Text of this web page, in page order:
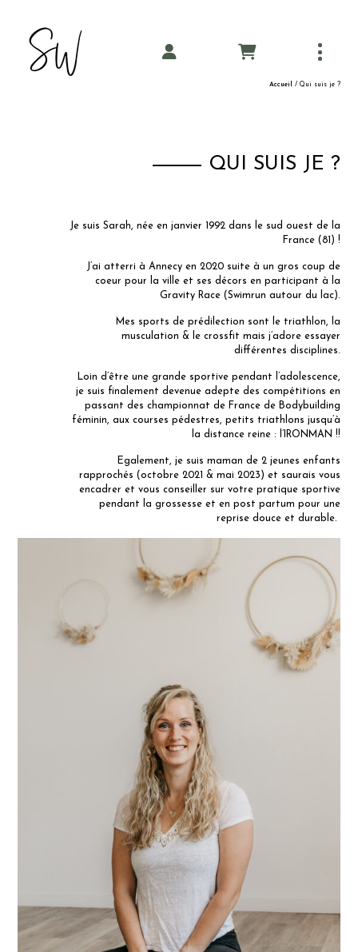
A propos
Contact
Mentions légales
CGV / CGU
Accueil / Qui suis je ?
QUI SUIS JE ?
Je suis Sarah, née en janvier 1992 dans le sud ouest de la
France (81) !
J’ai atterri à Annecy en 2020 suite à un gros coup de
coeur pour la ville et ses décors en participant à la
Gravity Race (Swimrun autour du lac).
Mes sports de prédilection sont le triathlon, la
musculation & le crossfit mais j’adore essayer
différentes disciplines.
Loin d’être une grande sportive pendant l’adolescence,
je suis finalement devenue adepte des compétitions en
passant des championnat de France de Bodybuilding
féminin, aux courses pédestres, petits triathlons jusqu’à
la distance reine : l’IRONMAN !!
Egalement, je suis maman de 2 jeunes enfants
rapprochés (octobre 2021 & mai 2023) et saurais vous
encadrer et vous conseiller sur votre pratique sportive
pendant la grossesse et en post partum pour une
reprise douce et durable.